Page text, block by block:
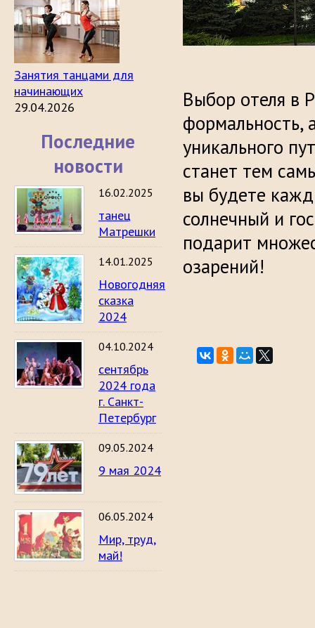
Занятия танцами для
начинающих
29.04.2026
Последние
новости
16.02.2025
танец
Матрешки
14.01.2025
Новогодняя
сказка
2024
04.10.2024
сентябрь
2024 года
г. Санкт-
Петербург
09.05.2024
9 мая 2024
06.05.2024
Мир, труд,
май!
Выбор отеля в
формальность,
уникального
станет тем
вы будете
солнечный и
подарит
озарений!